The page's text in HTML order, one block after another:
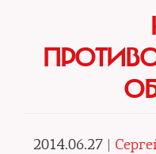
2014.06.27 |